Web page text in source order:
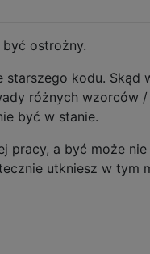
ostrożny.
kodu. Skąd
różnych wzorców
być w stanie.
pracy, a być może
utkniesz w tym